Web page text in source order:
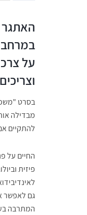
האתגר
במרחב
על
בסרט
מבדילה
להתקיים
החיים על
פיזית
גם לאפשר
המתרבה